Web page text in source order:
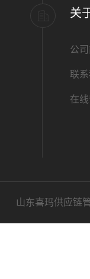
关
公
联
在
山东喜玛供应链